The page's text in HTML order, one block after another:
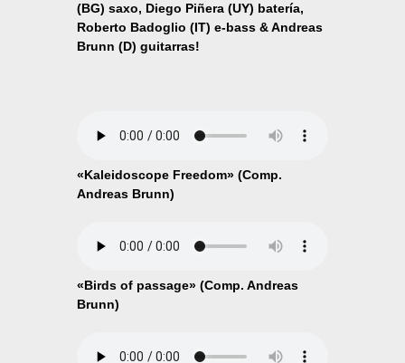
(BG) saxo, Diego Piñera (UY) batería,
Roberto Badoglio (IT) e-bass & Andreas
Brunn (D) guitarras!
«Kaleidoscope Freedom» (Comp.
Andreas Brunn)
«Birds of passage» (Comp. Andreas
Brunn)